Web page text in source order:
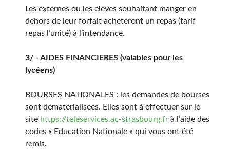
Les externes ou les élèves souhaitant manger en
dehors de leur forfait achèteront un repas (tarif
repas l’unité) à l’intendance.
3/ - AIDES FINANCIERES (valables pour les
lycéens)
BOURSES NATIONALES : les demandes de bourses
sont dématérialisées. Elles sont à effectuer sur le
site https://teleservices.ac-strasbourg.fr à l’aide des
codes « Education Nationale » qui vous ont été
remis.